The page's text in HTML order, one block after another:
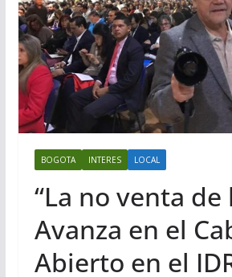
BOGOTA INTERES LOCAL
“La no venta de
Avanza en el
Abierto en el